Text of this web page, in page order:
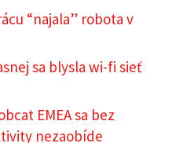
“najala” robota v
sa blysla wi-fi sieť
EMEA sa bez
nezaobíde